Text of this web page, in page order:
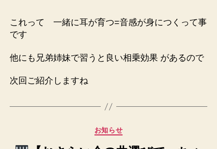
これって 一緒に耳が育つ=音感が身につくって事
です
他にも兄弟姉妹で習うと良い相乗効果 があるので
次回ご紹介しますね
カ
お知らせ